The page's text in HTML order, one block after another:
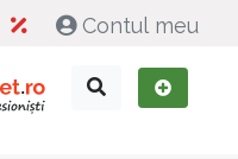
Contul meu